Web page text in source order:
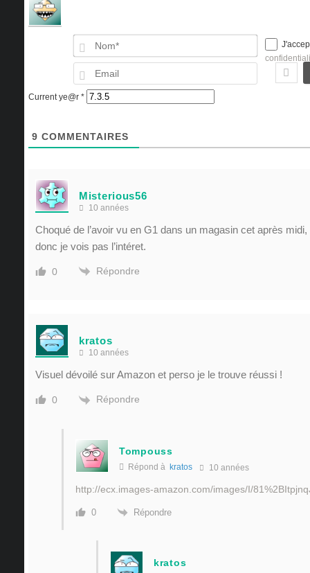
Nom*
Current ye@r *
9 COMMENTAIRES
Misterious56
10 années
Choqué de l’avoir vu en G1 dans un magasin cet après
donc je vois pas l’intéret.
0 Répondre
kratos
10 années
Visuel dévoilé sur Amazon et perso je le trouve réussi !
0 Répondre
Tompouss
Répond à kratos 10 années
http://ecx.images-amazon.com/images/I/
0 Répondre
kratos